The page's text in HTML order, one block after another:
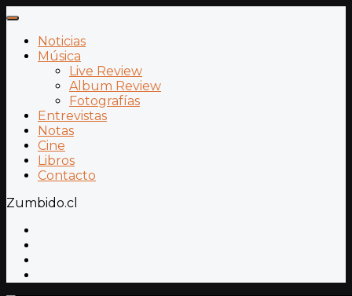
Noticias
Música
Live Review
Album Review
Fotografías
Entrevistas
Notas
Cine
Libros
Contacto
Zumbido.cl